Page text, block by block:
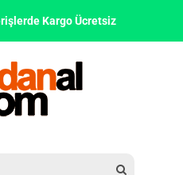
Kargo Ücretsiz